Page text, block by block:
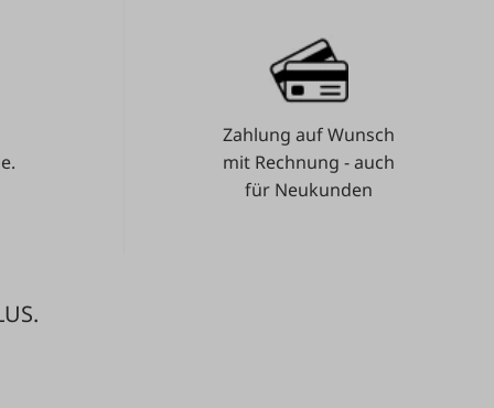
Zahlung auf Wunsch
mit Rechnung - auch
für Neukunden